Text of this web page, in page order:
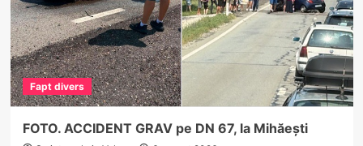
Fapt divers
FOTO. ACCIDENT GRAV pe DN 67, la Mihăești